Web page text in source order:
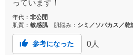
っています！
年代： 非公開
肌質： 敏感肌 肌悩み： シミ／ソバカス／乾
参考になった 0 人